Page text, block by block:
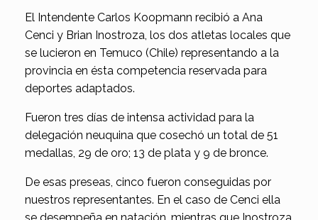
El Intendente Carlos Koopmann recibió a Ana
Cenci y Brian Inostroza, los dos atletas locales que
se lucieron en Temuco (Chile) representando a la
provincia en ésta competencia reservada para
deportes adaptados.
Fueron tres días de intensa actividad para la
delegación neuquina que cosechó un total de 51
medallas, 29 de oro; 13 de plata y 9 de bronce.
De esas preseas, cinco fueron conseguidas por
nuestros representantes. En el caso de Cenci ella